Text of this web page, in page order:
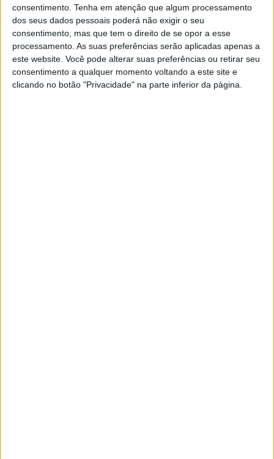
consentimento. Tenha em atenção que algum processamento
dos seus dados pessoais poderá não exigir o seu
consentimento, mas que tem o direito de se opor a esse
processamento. As suas preferências serão aplicadas apenas a
este website. Você pode alterar suas preferências ou retirar seu
consentimento a qualquer momento voltando a este site e
clicando no botão "Privacidade" na parte inferior da página.
primeira corrida a bordo da CBR1000RR-R, mas estará
presente em Portimão de qualquer forma.
Artigos relacionados
MotoGP: Bagnaia acredita numa segunda